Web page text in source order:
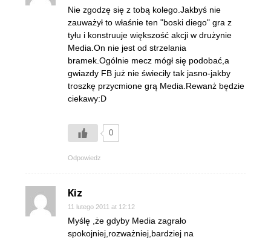
Nie zgodzę się z tobą kolego.Jakbyś nie
zauważył to właśnie ten "boski diego" gra z
tyłu i konstruuje większość akcji w drużynie
Media.On nie jest od strzelania
bramek.Ogólnie mecz mógł się podobać,a
gwiazdy FB już nie świeciły tak jasno-jakby
troszkę przycmione grą Media.Rewanż będzie
ciekawy:D
0
Odpowiedz
Kiz
11 lutego 2011 at 12:12
Myślę ,że gdyby Media zagrało
spokojniej,rozważniej,bardziej na